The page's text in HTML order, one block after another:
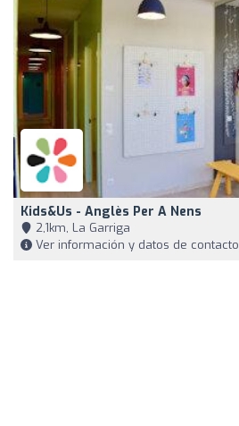
Kids&Us - Anglès Per A Nens
2,1km, La Garriga
Ver información y datos de contacto